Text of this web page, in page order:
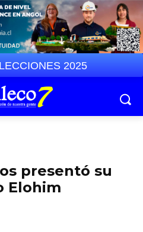
2025
presentó su
Elohim